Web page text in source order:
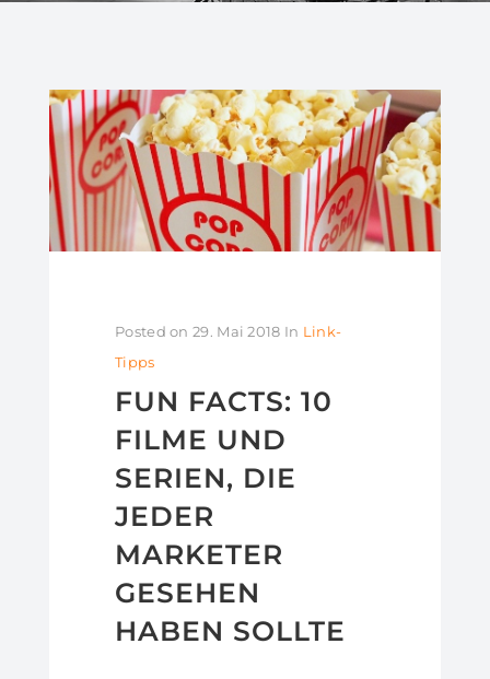
Posted on 29. Mai 2018 In Link-
Tipps
FUN FACTS: 10
FILME UND
SERIEN, DIE
JEDER
MARKETER
GESEHEN
HABEN SOLLTE